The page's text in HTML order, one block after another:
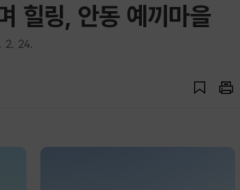
힐링, 안동 예끼마을
2. 24.